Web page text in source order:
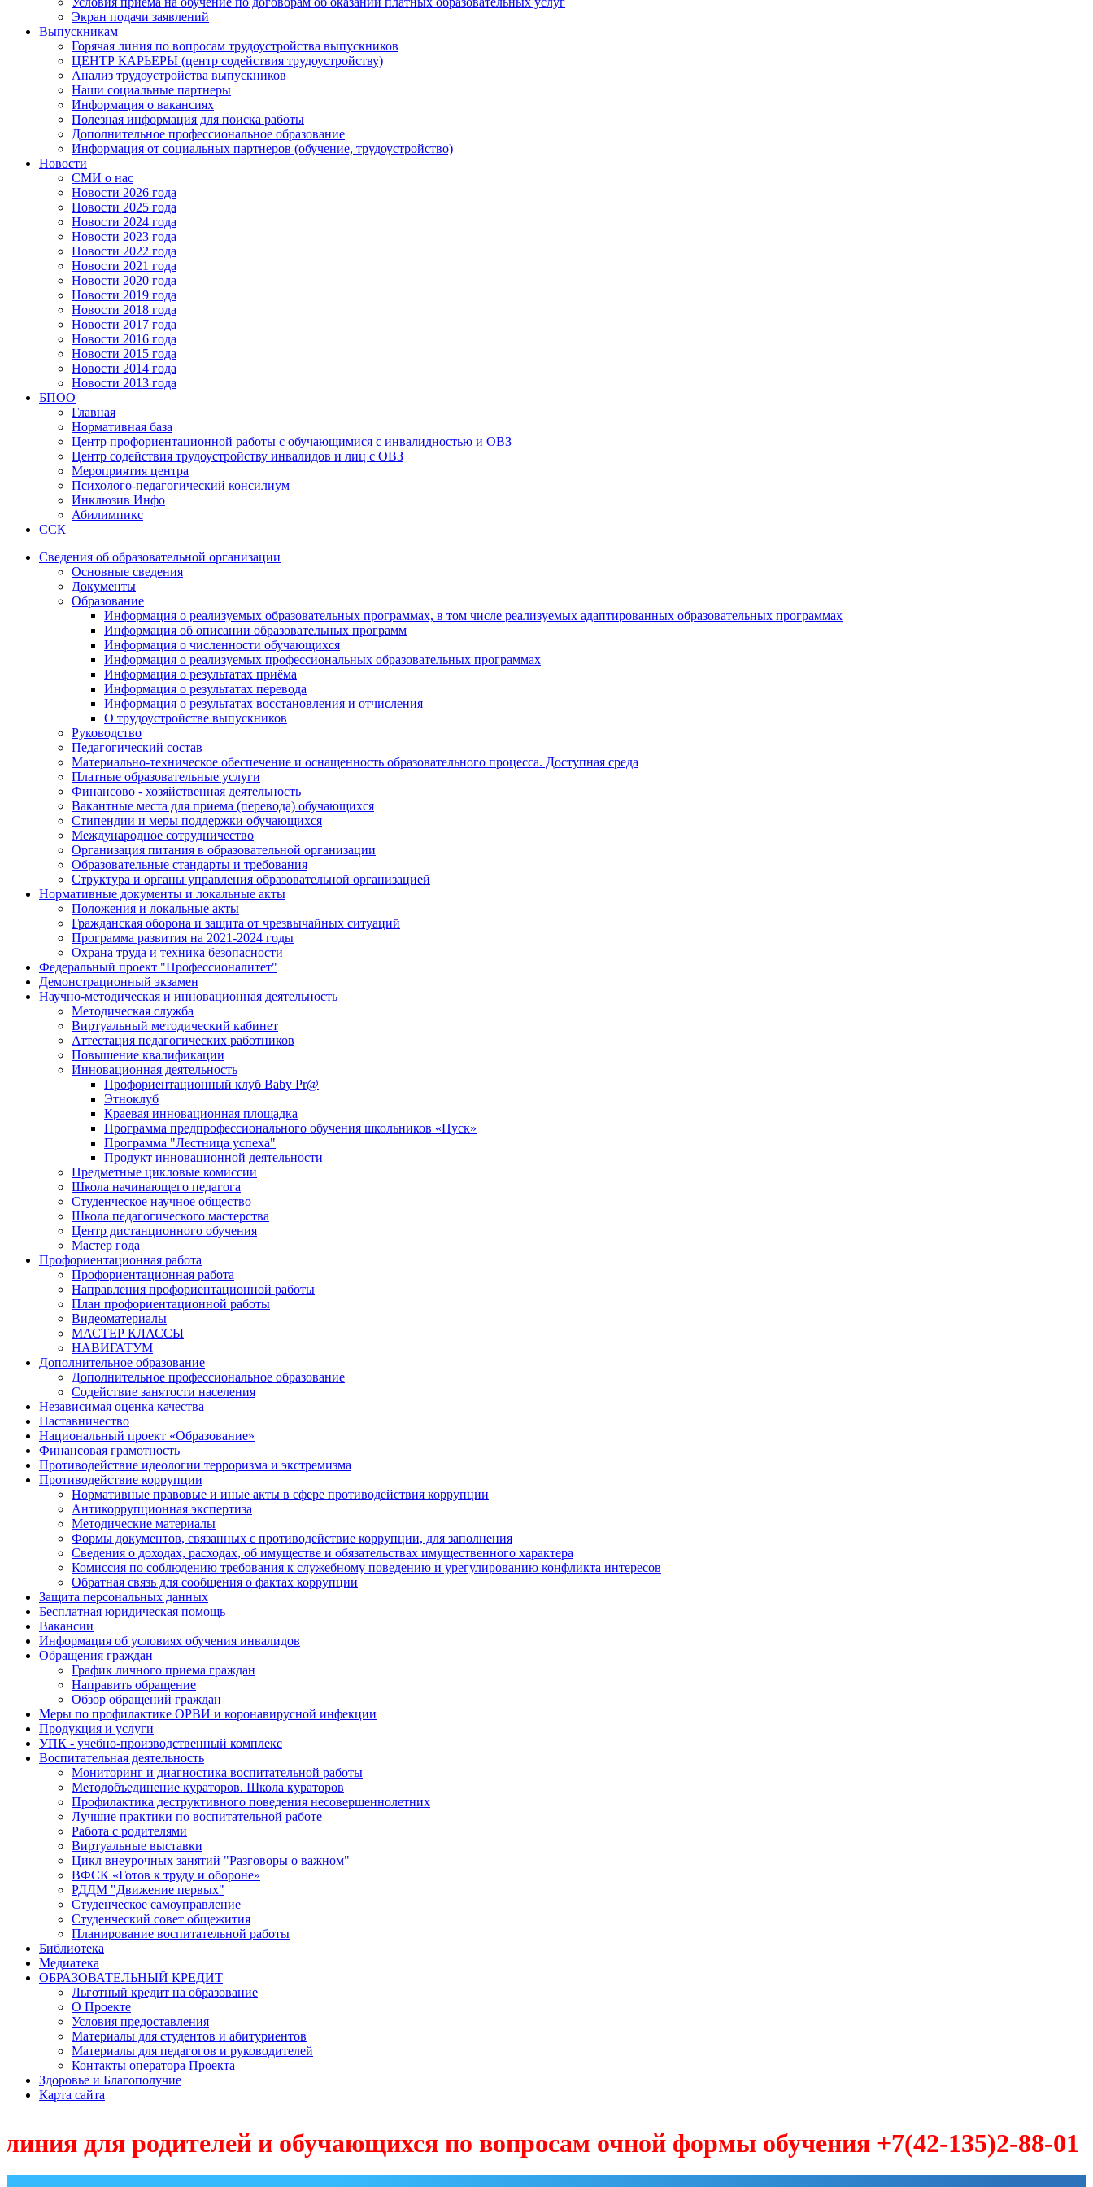
Экран подачи заявлений
Выпускникам
Горячая линия по вопросам трудоустройства выпускников
ЦЕНТР КАРЬЕРЫ (центр содействия трудоустройству)
Анализ трудоустройства выпускников
Наши социальные партнеры
Информация о вакансиях
Полезная информация для поиска работы
Дополнительное профессиональное образование
Информация от социальных партнеров (обучение, трудоустройство)
Новости
СМИ о нас
Новости 2026 года
Новости 2025 года
Новости 2024 года
Новости 2023 года
Новости 2022 года
Новости 2021 года
Новости 2020 года
Новости 2019 года
Новости 2018 года
Новости 2017 года
Новости 2016 года
Новости 2015 года
Новости 2014 года
Новости 2013 года
БПОО
Главная
Нормативная база
Центр профориентационной работы с обучающимися с инвалидностью и ОВЗ
Центр содействия трудоустройству инвалидов и лиц с ОВЗ
Мероприятия центра
Психолого-педагогический консилиум
Инклюзив Инфо
Абилимпикс
ССК
Сведения об образовательной организации
Основные сведения
Документы
Образование
Информация о реализуемых образовательных программах, в том числе реализуемых адаптированных образовательных программах
Информация об описании образовательных программ
Информация о численности обучающихся
Информация о реализуемых профессиональных образовательных программах
Информация о результатах приёма
Информация о результатах перевода
Информация о результатах восстановления и отчисления
О трудоустройстве выпускников
Руководство
Педагогический состав
Материально-техническое обеспечение и оснащенность образовательного процесса. Доступная среда
Платные образовательные услуги
Финансово - хозяйственная деятельность
Вакантные места для приема (перевода) обучающихся
Стипендии и меры поддержки обучающихся
Международное сотрудничество
Организация питания в образовательной организации
Образовательные стандарты и требования
Структура и органы управления образовательной организацией
Нормативные документы и локальные акты
Положения и локальные акты
Гражданская оборона и защита от чрезвычайных ситуаций
Программа развития на 2021-2024 годы
Охрана труда и техника безопасности
Федеральный проект "Профессионалитет"
Демонстрационный экзамен
Научно-методическая и инновационная деятельность
Методическая служба
Виртуальный методический кабинет
Аттестация педагогических работников
Повышение квалификации
Инновационная деятельность
Профориентационный клуб Baby Pr@
Этноклуб
Краевая инновационная площадка
Программа предпрофессионального обучения школьников «Пуск»
Программа "Лестница успеха"
Продукт инновационной деятельности
Предметные цикловые комиссии
Школа начинающего педагога
Студенческое научное общество
Школа педагогического мастерства
Центр дистанционного обучения
Мастер года
Профориентационная работа
Профориентационная работа
Направления профориентационной работы
План профориентационной работы
Видеоматериалы
МАСТЕР КЛАССЫ
НАВИГАТУМ
Дополнительное образование
Дополнительное профессиональное образование
Содействие занятости населения
Независимая оценка качества
Наставничество
Национальный проект «Образование»
Финансовая грамотность
Противодействие идеологии терроризма и экстремизма
Противодействие коррупции
Нормативные правовые и иные акты в сфере противодействия коррупции
Антикоррупционная экспертиза
Методические материалы
Формы документов, связанных с противодействие коррупции, для заполнения
Сведения о доходах, расходах, об имуществе и обязательствах имущественного характера
Комиссия по соблюдению требования к служебному поведению и урегулированию конфликта интересов
Обратная связь для сообщения о фактах коррупции
Защита персональных данных
Бесплатная юридическая помощь
Вакансии
Информация об условиях обучения инвалидов
Обращения граждан
График личного приема граждан
Направить обращение
Обзор обращений граждан
Меры по профилактике ОРВИ и коронавирусной инфекции
Продукция и услуги
УПК - учебно-производственный комплекс
Воспитательная деятельность
Мониторинг и диагностика воспитательной работы
Методобъединение кураторов. Школа кураторов
Профилактика деструктивного поведения несовершеннолетних
Лучшие практики по воспитательной работе
Работа с родителями
Виртуальные выставки
Цикл внеурочных занятий "Разговоры о важном"
ВФСК «Готов к труду и обороне»
РДДМ "Движение первых"
Студенческое самоуправление
Студенческий совет общежития
Планирование воспитательной работы
Библиотека
Медиатека
ОБРАЗОВАТЕЛЬНЫЙ КРЕДИТ
Льготный кредит на образование
О Проекте
Условия предоставления
Материалы для студентов и абитуриентов
Материалы для педагогов и руководителей
Контакты оператора Проекта
Здоровье и Благополучие
Карта сайта
родителей и обучающихся по вопросам очной формы обучения +7(42-135)2-88-01